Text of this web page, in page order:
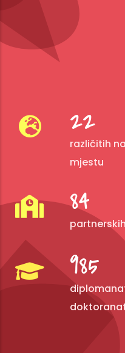
42
različitih
mjestu
157
1,851